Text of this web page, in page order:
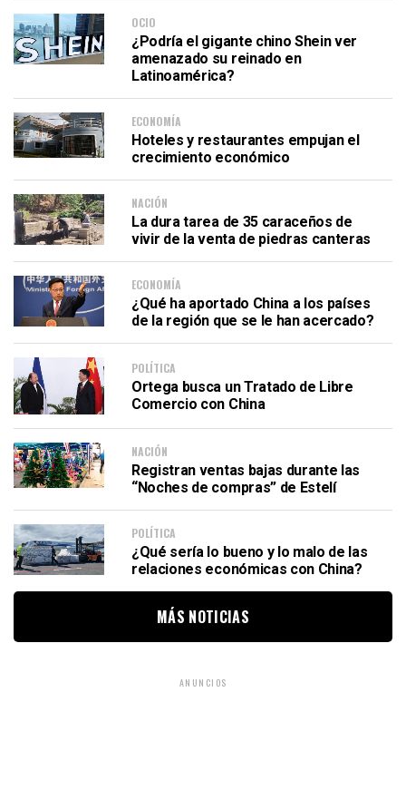
OCIO
¿Podría el gigante chino Shein ver
amenazado su reinado en
Latinoamérica?
ECONOMÍA
Hoteles y restaurantes empujan el
crecimiento económico
NACIÓN
La dura tarea de 35 caraceños de
vivir de la venta de piedras canteras
ECONOMÍA
¿Qué ha aportado China a los países
de la región que se le han acercado?
POLÍTICA
Ortega busca un Tratado de Libre
Comercio con China
NACIÓN
Registran ventas bajas durante las
“Noches de compras” de Estelí
POLÍTICA
¿Qué sería lo bueno y lo malo de las
relaciones económicas con China?
MÁS NOTICIAS
ANUNCIOS